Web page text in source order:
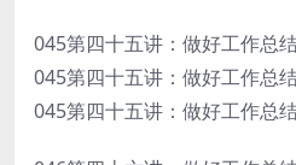
045第四十五讲：做好工作总
045第四十五讲：做好工作总
045第四十五讲：做好工作总